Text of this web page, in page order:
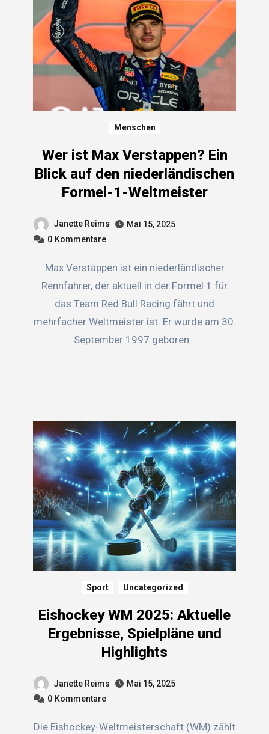
Menschen
Wer ist Max Verstappen? Ein
Blick auf den niederländischen
Formel-1-Weltmeister
Janette Reims
Mai 15, 2025
0 Kommentare
Max Verstappen ist ein niederländischer
Rennfahrer, der aktuell in der Formel 1 für
das Team Red Bull Racing fährt und
mehrfacher Weltmeister ist. Er wurde am 30.
September 1997 geboren…
Sport Uncategorized
Eishockey WM 2025: Aktuelle
Ergebnisse, Spielpläne und
Highlights
Janette Reims
Mai 15, 2025
0 Kommentare
Die Eishockey-Weltmeisterschaft (WM) zählt